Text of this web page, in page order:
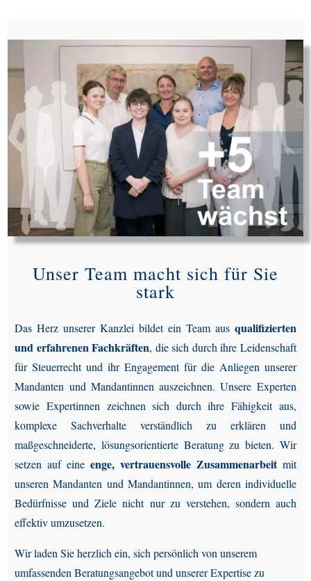
Unser Team macht sich für Sie
stark
Das Herz unserer Kanzlei bildet ein Team aus qualifizierten
und erfahrenen Fachkräften, die sich durch ihre Leidenschaft
für Steuerrecht und ihr Engagement für die Anliegen unserer
Mandanten und Mandantinnen auszeichnen. Unsere Experten
sowie Expertinnen zeichnen sich durch ihre Fähigkeit aus,
komplexe Sachverhalte verständlich zu erklären und
maßgeschneiderte, lösungsorientierte Beratung zu bieten. Wir
setzen auf eine enge, vertrauensvolle Zusammenarbeitmit
unseren Mandanten und Mandantinnen, um deren individuelle
Bedürfnisse und Ziele nicht nur zu verstehen, sondern auch
effektiv umzusetzen.
Wir laden Sie herzlich ein, sich persönlich von unserem
umfassenden Beratungsangebot und unserer Expertise zu